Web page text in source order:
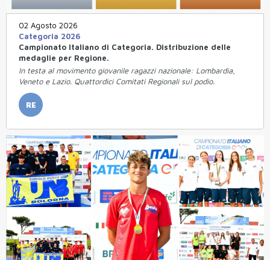
02 Agosto 2026
Categoria 2026
Campionato Italiano di Categoria. Distribuzione delle
medaglie per Regione.
In testa al movimento giovanile ragazzi nazionale: Lombardia,
Veneto e Lazio. Quattordici Comitati Regionali sul podio.
RE